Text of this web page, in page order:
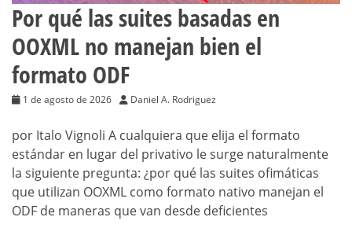
Por qué las suites basadas en
OOXML no manejan bien el
formato ODF
1 de agosto de 2026 Daniel A. Rodriguez
por Italo Vignoli A cualquiera que elija el formato
estándar en lugar del privativo le surge naturalmente
la siguiente pregunta: ¿por qué las suites ofimáticas
que utilizan OOXML como formato nativo manejan el
ODF de maneras que van desde deficientes